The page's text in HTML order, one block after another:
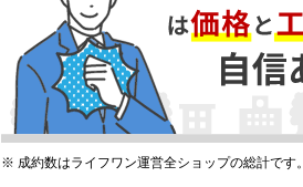
※ 成約数はライフワン運営全ショップの総計です。